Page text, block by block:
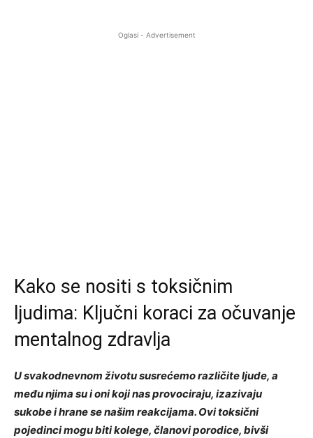
Oglasi - Advertisement
Kako se nositi s toksičnim
ljudima: Ključni koraci za očuvanje
mentalnog zdravlja
U svakodnevnom životu susrećemo različite ljude, a
među njima su i oni koji nas provociraju, izazivaju
sukobe i hrane se našim reakcijama. Ovi toksični
pojedinci mogu biti kolege, članovi porodice, bivši